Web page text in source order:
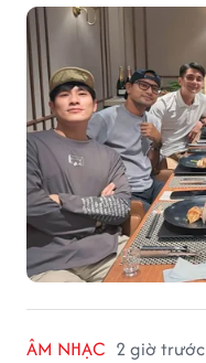
ÂM NHẠC 2 giờ trước